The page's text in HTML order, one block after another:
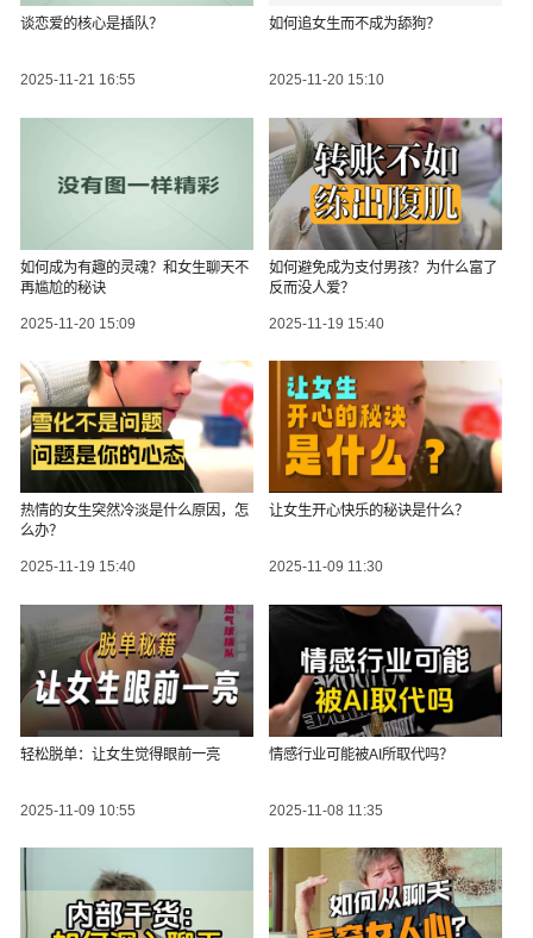
谈恋爱的核心是插队？
2025-11-21 16:55
如何追女生而不成为舔狗？
2025-11-20 15:10
如何成为有趣的灵魂？和女生聊天不
再尴尬的秘诀
2025-11-20 15:09
如何避免成为支付男孩？为什么富了
反而没人爱？
2025-11-19 15:40
热情的女生突然冷淡是什么原因，怎
么办？
2025-11-19 15:40
让女生开心快乐的秘诀是什么？
2025-11-09 11:30
轻松脱单：让女生觉得眼前一亮
2025-11-09 10:55
情感行业可能被AI所取代吗？
2025-11-08 11:35